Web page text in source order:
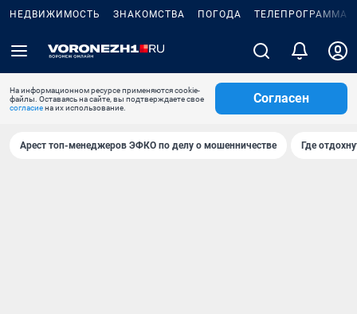
НЕДВИЖИМОСТЬ ЗНАКОМСТВА ПОГОДА ТЕЛЕПРОГРАММА
На информационном ресурсе применяются cookie-
файлы. Оставаясь на сайте, вы подтверждаете свое
согласиена их использование.
Согласен
Арест топ-менеджеров ЭФКО по делу о мошенничестве Где